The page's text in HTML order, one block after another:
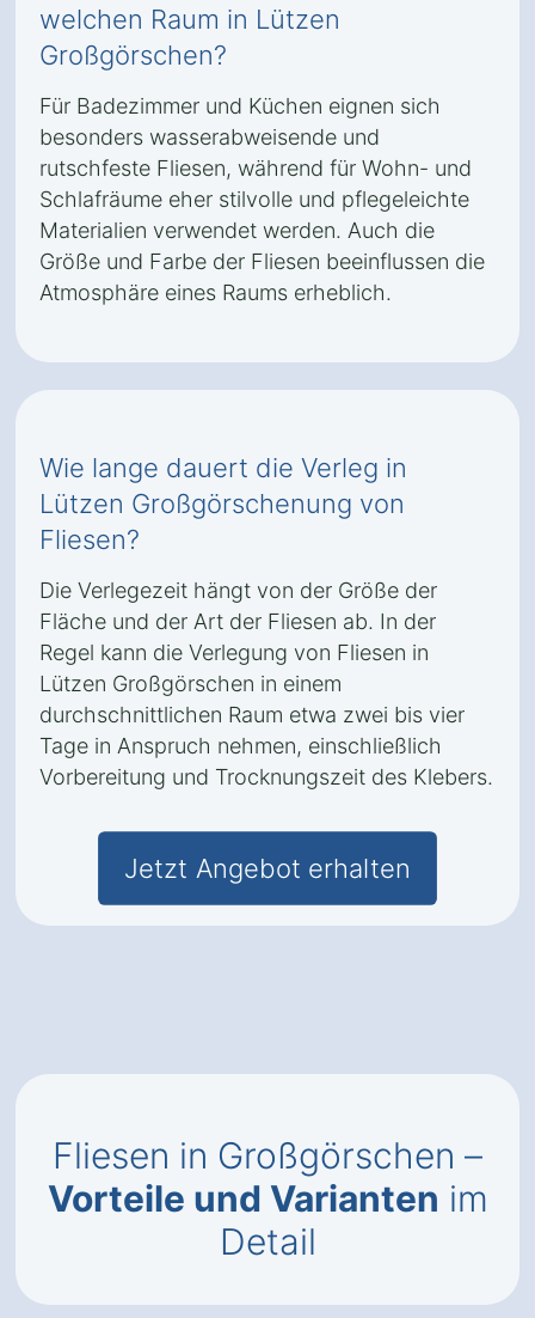
welchen Raum in Lützen
Großgörschen?
Für Badezimmer und Küchen eignen sich
besonders wasserabweisende und
rutschfeste Fliesen, während für Wohn- und
Schlafräume eher stilvolle und pflegeleichte
Materialien verwendet werden. Auch die
Größe und Farbe der Fliesen beeinflussen die
Atmosphäre eines Raums erheblich.
Wie lange dauert die Verleg in
Lützen Großgörschenung von
Fliesen?
Die Verlegezeit hängt von der Größe der
Fläche und der Art der Fliesen ab. In der
Regel kann die Verlegung von Fliesen in
Lützen Großgörschen in einem
durchschnittlichen Raum etwa zwei bis vier
Tage in Anspruch nehmen, einschließlich
Vorbereitung und Trocknungszeit des Klebers.
Jetzt Angebot erhalten
Fliesen in Großgörschen –
Vorteile und Varianten im
Detail